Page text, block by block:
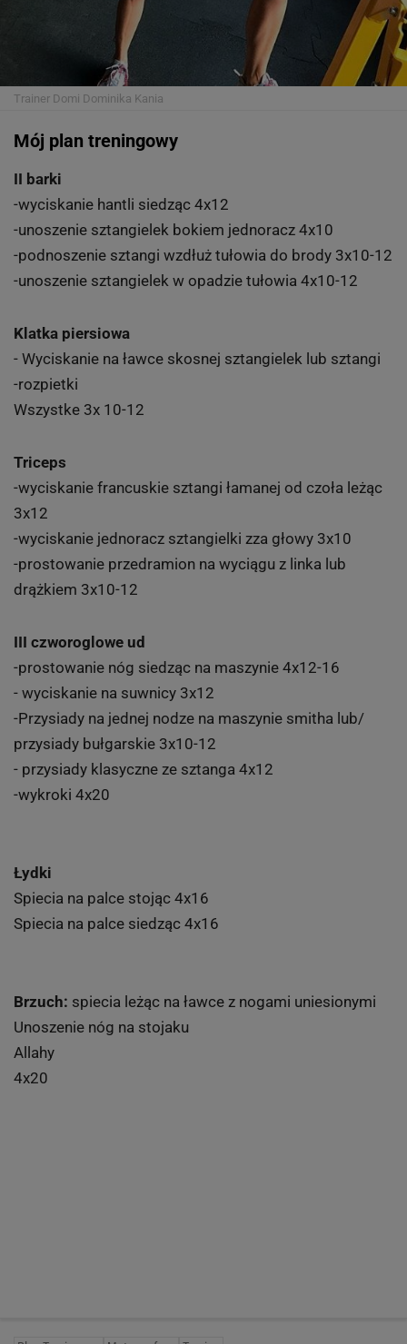
Trainer Domi Dominika Kania
Mój plan treningowy
II barki
-wyciskanie hantli siedząc 4x12
-unoszenie sztangielek bokiem jednoracz 4x10
-podnoszenie sztangi wzdłuż tułowia do brody 3x10-12
-unoszenie sztangielek w opadzie tułowia 4x10-12
Klatka piersiowa
- Wyciskanie na ławce skosnej sztangielek lub sztangi
-rozpietki
Wszystke 3x 10-12
Triceps
-wyciskanie francuskie sztangi łamanej od czoła leżąc
3x12
-wyciskanie jednoracz sztangielki zza głowy 3x10
-prostowanie przedramion na wyciągu z linka lub
drążkiem 3x10-12
III czworoglowe ud
-prostowanie nóg siedząc na maszynie 4x12-16
- wyciskanie na suwnicy 3x12
-Przysiady na jednej nodze na maszynie smitha lub/
przysiady bułgarskie 3x10-12
- przysiady klasyczne ze sztanga 4x12
-wykroki 4x20
Łydki
Spiecia na palce stojąc 4x16
Spiecia na palce siedząc 4x16
Brzuch: spiecia leżąc na ławce z nogami uniesionymi
Unoszenie nóg na stojaku
Allahy
4x20